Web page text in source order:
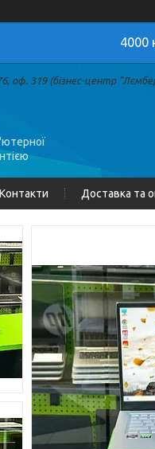
4000
оф. 319 (бізнес-центр
Контакти Доставка та